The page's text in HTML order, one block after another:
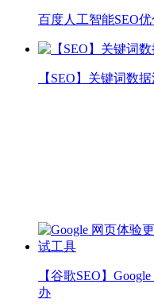
百度人工智能SEO优
【SEO】关键词数
【谷歌SEO】
办